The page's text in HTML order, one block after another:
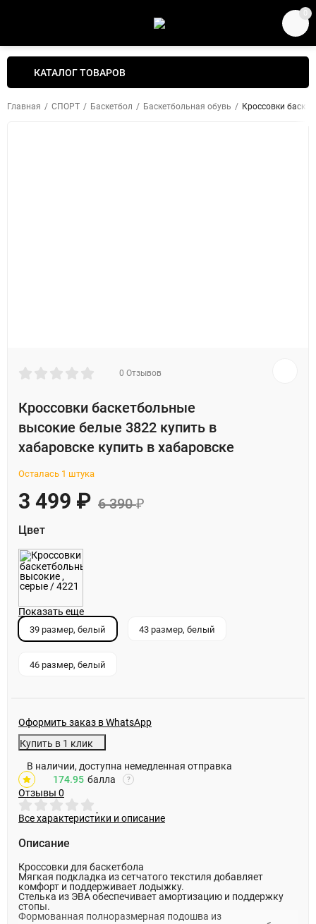
0
КАТАЛОГ ТОВАРОВ
Главная / СПОРТ / Баскетбол / Баскетбольная обувь / Кроссовки
0 Отзывов
Кроссовки баскетбольные
высокие белые 3822 купить в
хабаровске купить в хабаровске
Осталась 1 штука
3 499 ₽ 6 390₽
Цвет
Показать еще
39 размер, белый 43 размер, белый
46 размер, белый
Оформить заказ в WhatsApp
Купить в 1 клик
В наличии, доступна немедленная отправка
174.95 балла ?
Отзывы 0
Все характеристики и описание
Описание
Кроссовки для баскетбола
Мягкая подкладка из сетчатого текстиля добавляет
комфорт и поддерживает лодыжку.
Стелька из ЭВА обеспечивает амортизацию и поддержку
стопы.
Формованная полноразмерная подошва из